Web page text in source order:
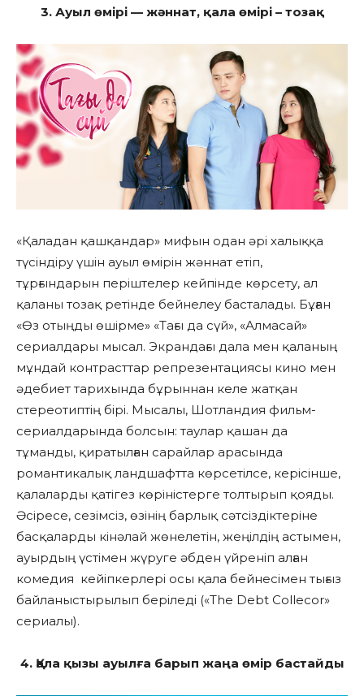
3. Ауыл өмірі — жәннат, қала өмірі – тозақ
«Қаладан қашқандар» мифын одан әрі халыққа
түсіндіру үшін ауыл өмірін жәннат етіп,
тұрғындарын періштелер кейпінде көрсету, ал
қаланы тозақ ретінде бейнелеу басталады. Бұған
«Өз отыңды өшірме» «Тағы да сүй», «Алмасай»
сериалдары мысал. Экрандағы дала мен қаланың
мұндай контрасттар репрезентациясы кино мен
әдебиет тарихында бұрыннан келе жатқан
стереотиптің бірі. Мысалы, Шотландия фильм-
сериалдарында болсын: таулар қашан да
тұманды, қиратылған сарайлар арасында
романтикалық ландшафтта көрсетілсе, керісінше,
қалаларды қатігез көріністерге толтырып қояды.
Әсіресе, сезімсіз, өзінің барлық сәтсіздіктеріне
басқаларды кінәлай жөнелетін, жеңілдің астымен,
ауырдың үстімен жүруге әбден үйреніп алған
комедия кейіпкерлері осы қала бейнесімен тығыз
байланыстырылып беріледі («The Debt Collecor»
сериалы).
4. Қала қызы ауылға барып жаңа өмір бастайды